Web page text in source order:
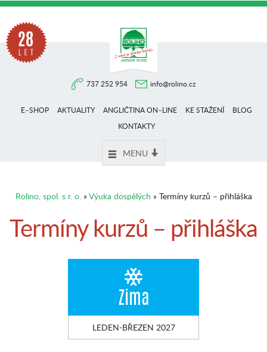
737 252 954 info@rolino.cz
E–SHOP AKTUALITY ANGLIČTINA ON–LINE KE STAŽENÍ
BLOG
KONTAKTY
MENU
Rolino, spol. s r. o.»Výuka dospělých » Termíny kurzů – přihláška
Termíny kurzů – přihláška
Zima
LEDEN-BŘEZEN 2027